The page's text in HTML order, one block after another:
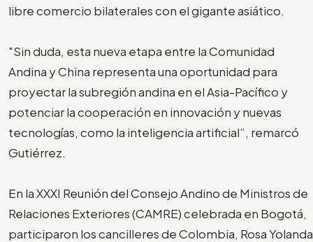
libre comercio bilaterales con el gigante asiático.
"Sin duda, esta nueva etapa entre la Comunidad
Andina y China representa una oportunidad para
proyectar la subregión andina en el Asia-Pacífico y
potenciar la cooperación en innovación y nuevas
tecnologías, como la inteligencia artificial”, remarcó
Gutiérrez.
En la XXXI Reunión del Consejo Andino de Ministros de
Relaciones Exteriores (CAMRE) celebrada en Bogotá,
participaron los cancilleres de Colombia, Rosa Yolanda